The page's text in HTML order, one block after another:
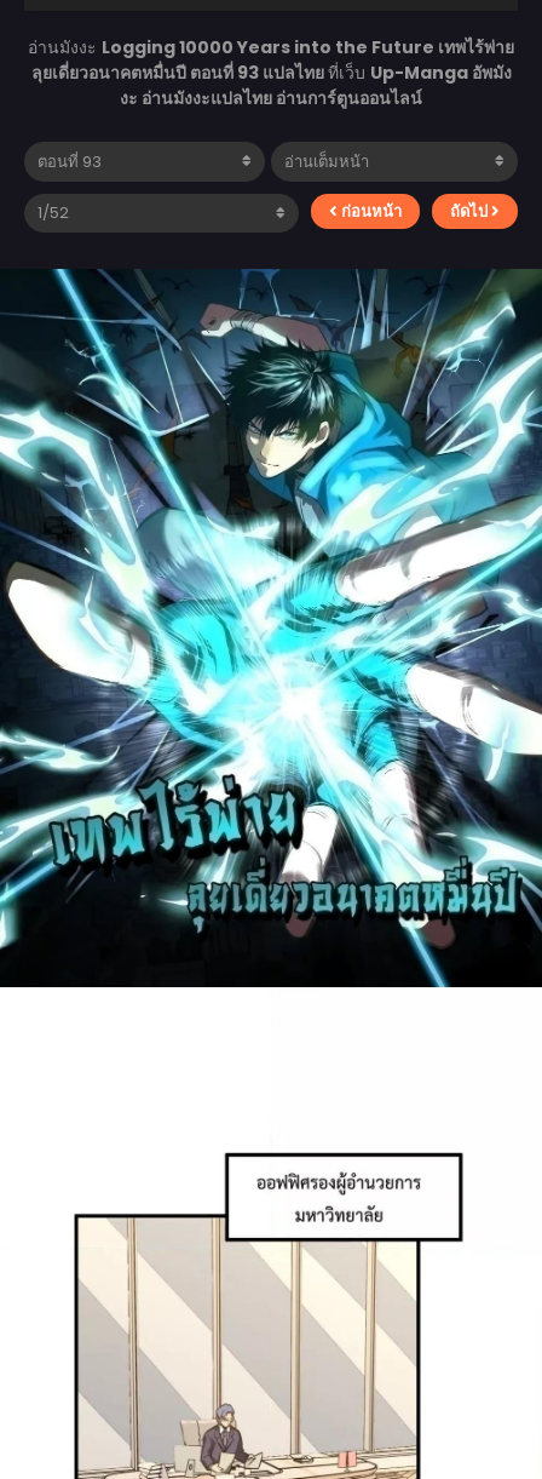
อ่านมังงะ Logging 10000 Years into the Future เทพไร้พ่าย
ลุยเดี่ยวอนาคตหมื่นปี ตอนที่ 93 แปลไทยที่เว็บ Up-Manga อัพมัง
งะ อ่านมังงะแปลไทย อ่านการ์ตูนออนไลน์
ก่อนหน้า ถัดไป